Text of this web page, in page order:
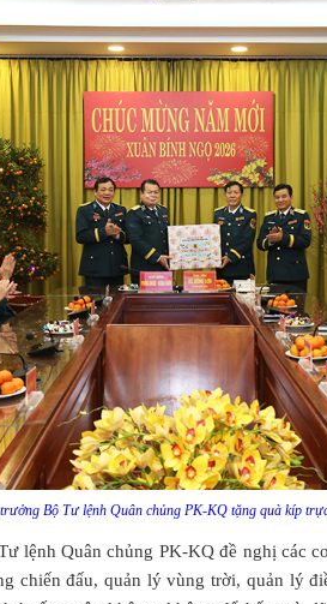
Bộ Tư lệnh Quân chủng PK-KQ tặng quà kíp
lệnh Quân chủng PK-KQ đề nghị các
chiến đấu, quản lý vùng trời, quản lý